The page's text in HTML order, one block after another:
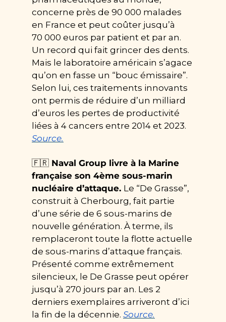
concerne près de 90 000 malades
en France et peut coûter jusqu’à
70 000 euros par patient et par an.
Un record qui fait grincer des dents.
Mais le laboratoire américain s’agace
qu’on en fasse un “bouc émissaire”.
Selon lui, ces traitements innovants
ont permis de réduire d’un milliard
d’euros les pertes de productivité
Source.
🇫🇷 Naval Group livre à la Marine
française son 4ème sous-marin
nucléaire d’attaque. Le “De Grasse”,
construit à Cherbourg, fait partie
d’une série de 6 sous-marins de
nouvelle génération. À terme, ils
remplaceront toute la flotte actuelle
de sous-marins d’attaque français.
Présenté comme extrêmement
silencieux, le De Grasse peut opérer
jusqu’à 270 jours par an. Les 2
derniers exemplaires arriveront d’ici
la fin de la décennie. Source.